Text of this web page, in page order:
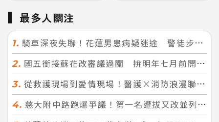
最多人關注
1. 騎車深夜失聯！花蓮男患病疑迷途 警徒步百米急尋救回一命
2. 國五銜接蘇花改審議過關 拚明年七月前開工！台北花蓮2小時生活圈成形
3. 從救護現場到愛情現場！醫護×消防浪漫聯誼 32人配對成功5對
4. 慈大附中路跑爆爭議！第一名遭拔又改並列 家長怒：難以接受